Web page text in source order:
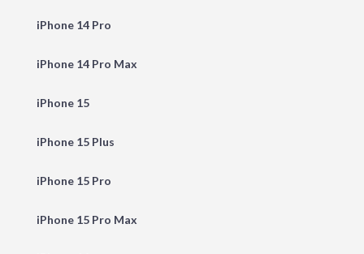
iPhone 14 Pro
iPhone 14 Pro Max
iPhone 15
iPhone 15 Plus
iPhone 15 Pro
iPhone 15 Pro Max